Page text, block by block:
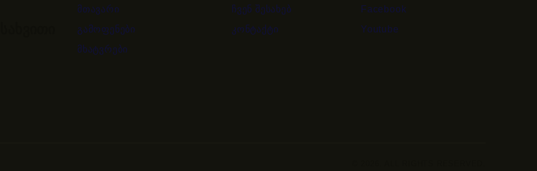
მთავარი
გამოფენები
მხატვრები
ჩვენ შესახებ
კონტაქტი
Facebook
Youtube